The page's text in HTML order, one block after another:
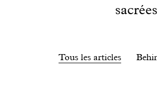
Tous les articles